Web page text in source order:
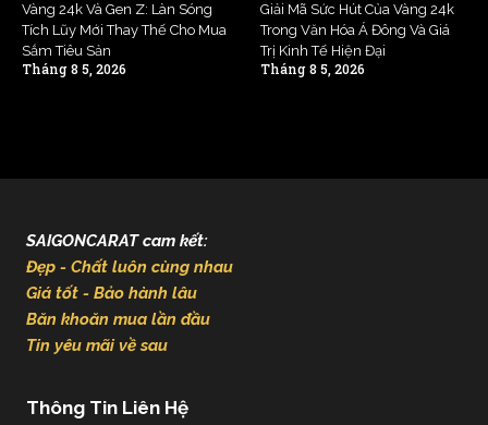
Vàng 24k Và Gen Z: Làn Sóng
Tích Lũy Mới Thay Thế Cho Mua
Sắm Tiêu Sản
Tháng 8 5, 2026
Giải Mã Sức Hút Của Vàng 24k
Trong Văn Hóa Á Đông Và Giá
Trị Kinh Tế Hiện Đại
Tháng 8 5, 2026
SAIGONCARAT cam kết:
Đẹp - Chất luôn cùng nhau
Giá tốt - Bảo hành lâu
Băn khoăn mua lần đầu
Tin yêu mãi về sau
Thông Tin Liên Hệ